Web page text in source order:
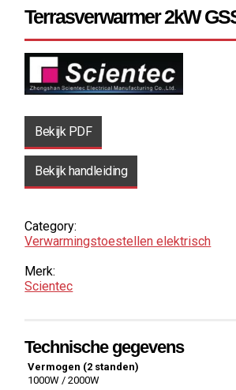
Terrasverwarmer 2kW
Bekijk PDF
Bekijk handleiding
Category:
Verwarmings­toestellen elektrisch
Merk:
Scientec
Technische gegevens
Vermogen (2 standen)
1000W / 2000W